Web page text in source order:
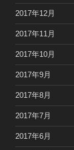
2017年12月
2017年11月
2017年10月
2017年9月
2017年8月
2017年7月
2017年6月